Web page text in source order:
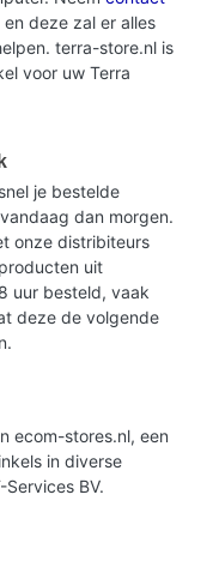
deze zal er alles
terra-store.nl is
voor uw Terra
je bestelde
dan morgen.
onze distribiteurs
uit
uur besteld, vaak
deze de volgende
ecom-stores.nl, een
in diverse
BV.